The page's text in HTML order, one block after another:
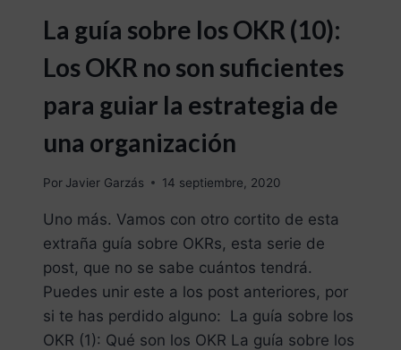
La guía sobre los OKR (10):
Los OKR no son suficientes
para guiar la estrategia de
una organización
Por Javier Garzás 14 septiembre, 2020
Uno más. Vamos con otro cortito de esta
extraña guía sobre OKRs, esta serie de
post, que no se sabe cuántos tendrá.
Puedes unir este a los post anteriores, por
si te has perdido alguno: La guía sobre los
OKR (1): Qué son los OKR La guía sobre los